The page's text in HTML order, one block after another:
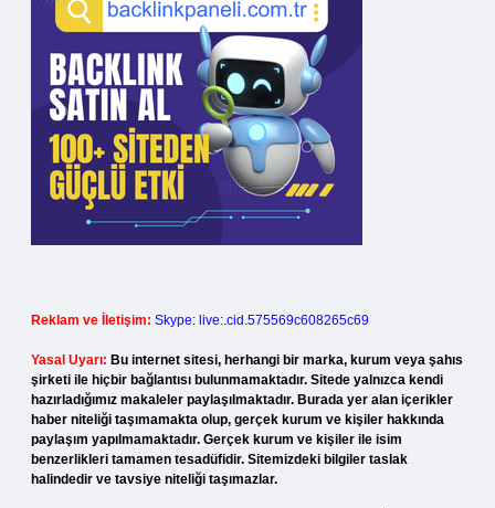
Reklam ve İletişim: Skype: live:.cid.575569c608265c69
Yasal Uyarı: Bu internet sitesi, herhangi bir marka, kurum veya şahıs
şirketi ile hiçbir bağlantısı bulunmamaktadır. Sitede yalnızca kendi
hazırladığımız makaleler paylaşılmaktadır. Burada yer alan içerikler
haber niteliği taşımamakta olup, gerçek kurum ve kişiler hakkında
paylaşım yapılmamaktadır. Gerçek kurum ve kişiler ile isim
benzerlikleri tamamen tesadüfidir. Sitemizdeki bilgiler taslak
halindedir ve tavsiye niteliği taşımazlar.